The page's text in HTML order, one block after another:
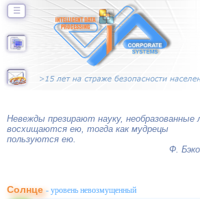
☰
Невежды презирают науку, необразованные
восхищаются ею, тогда как мудрецы
пользуются ею.
Ф.
Солнце- уровень невозмущенный